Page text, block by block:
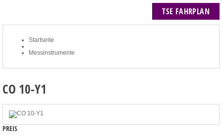
TSE FAHRPLAN
Startseite
Messinstrumente
CO 10-Y1
PREIS